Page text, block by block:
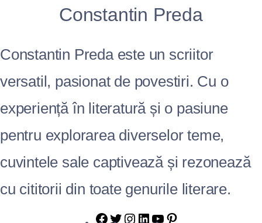
Constantin Preda
Constantin Preda este un scriitor
versatil, pasionat de povestiri. Cu o
experiență în literatură și o pasiune
pentru explorarea diverselor teme,
cuvintele sale captivează și rezonează
cu cititorii din toate genurile literare.